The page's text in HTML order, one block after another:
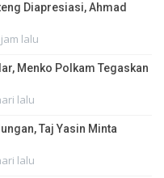
Diapresiasi, Ahmad
jam lalu
Menko Polkam Tegaskan
lalu
Taj Yasin Minta
lalu